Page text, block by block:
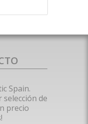
Spain.
de
precio